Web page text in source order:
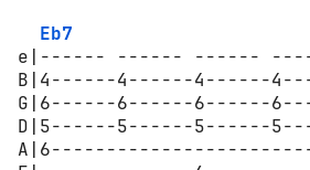
Eb7
e|------ ------ ------
B|4------4------4------
G|6------6------6------
D|5------5------5------